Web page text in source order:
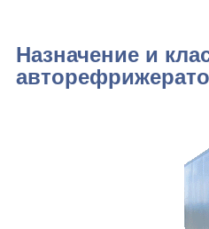
Назначение и